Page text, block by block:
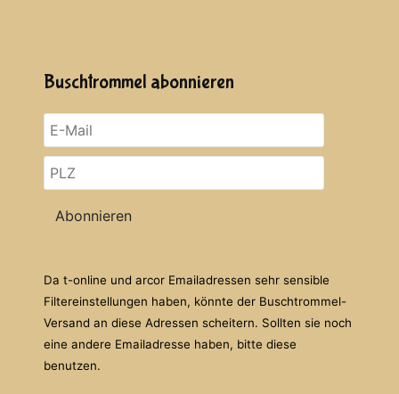
Buschtrommel abonnieren
Abonnieren
Da t-online und arcor Emailadressen sehr sensible
Filtereinstellungen haben, könnte der Buschtrommel-
Versand an diese Adressen scheitern. Sollten sie noch
eine andere Emailadresse haben, bitte diese
benutzen.